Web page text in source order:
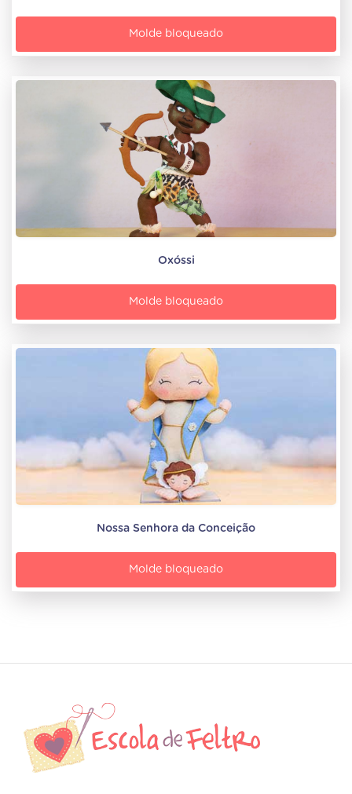
Molde bloqueado
Oxóssi
Molde bloqueado
Nossa Senhora da Conceição
Molde bloqueado